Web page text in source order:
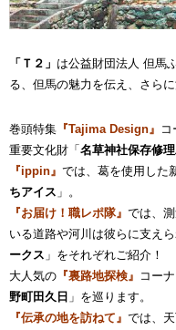
「Ｔ２」 は公益財団法人 但馬
る、但馬の魅力を伝え、さら
巻頭特集 『Tajima Design』
重要文化財「名草神社保存修
『ippin』 では、葛を使用した
ちアイス 」。
『お届け！職レポ隊』 では、
いる道路や河川は彼らに支え
ークス 」をそれぞれご紹介！
大人気の 『裏路地探検』 コー
野町田久日 」を巡ります。
『伝承の地を訪ねて』 では、